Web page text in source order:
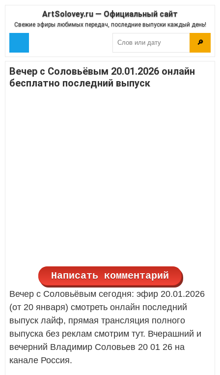
ArtSolovey.ru — Официальный сайт
Свежие эфиры любимых передач, последние выпуски каждый день!
🔎
Вечер с Соловьёвым 20.01.2026 онлайн
бесплатно последний выпуск
Написать комментарий
Вечер с Соловьёвым сегодня: эфир 20.01.2026
(от 20 января) смотреть онлайн последний
выпуск лайф, прямая трансляция полного
выпуска без реклам смотрим тут. Вчерашний и
вечерний Владимир Соловьев 20 01 26 на
канале Россия.